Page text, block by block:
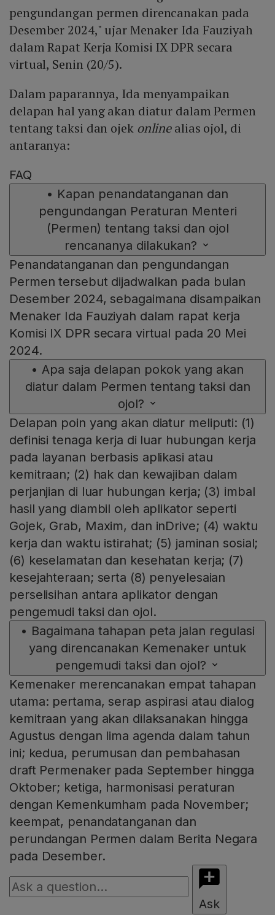
pengundangan permen direncanakan pada
Desember 2024," ujar Menaker Ida Fauziyah
dalam Rapat Kerja Komisi IX DPR secara
virtual, Senin (20/5).
Dalam paparannya, Ida menyampaikan
delapan hal yang akan diatur dalam Permen
tentang taksi dan ojek onlinealias ojol, di
antaranya:
FAQ
• Kapan penandatanganan dan
pengundangan Peraturan Menteri
(Permen) tentang taksi dan ojol
rencananya dilakukan?
Penandatanganan dan pengundangan
Permen tersebut dijadwalkan pada bulan
Desember 2024, sebagaimana disampaikan
Menaker Ida Fauziyah dalam rapat kerja
Komisi IX DPR secara virtual pada 20 Mei
2024.
• Apa saja delapan pokok yang akan
diatur dalam Permen tentang taksi dan
ojol?
Delapan poin yang akan diatur meliputi: (1)
definisi tenaga kerja di luar hubungan kerja
pada layanan berbasis aplikasi atau
kemitraan; (2) hak dan kewajiban dalam
perjanjian di luar hubungan kerja; (3) imbal
hasil yang diambil oleh aplikator seperti
Gojek, Grab, Maxim, dan inDrive; (4) waktu
kerja dan waktu istirahat; (5) jaminan sosial;
(6) keselamatan dan kesehatan kerja; (7)
kesejahteraan; serta (8) penyelesaian
perselisihan antara aplikator dengan
pengemudi taksi dan ojol.
• Bagaimana tahapan peta jalan regulasi
yang direncanakan Kemenaker untuk
pengemudi taksi dan ojol?
Kemenaker merencanakan empat tahapan
utama: pertama, serap aspirasi atau dialog
kemitraan yang akan dilaksanakan hingga
Agustus dengan lima agenda dalam tahun
ini; kedua, perumusan dan pembahasan
draft Permenaker pada September hingga
Oktober; ketiga, harmonisasi peraturan
dengan Kemenkumham pada November;
keempat, penandatanganan dan
perundangan Permen dalam Berita Negara
pada Desember.
Ask